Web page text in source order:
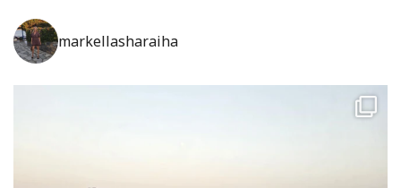
markellasharaiha